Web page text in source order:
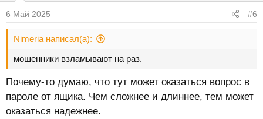
6 Май 2025 #6
Nimeria написал(а):
мошенники взламывают на раз.
Почему-то думаю, что тут может оказаться вопрос в
пароле от ящика. Чем сложнее и длиннее, тем может
оказаться надежнее.